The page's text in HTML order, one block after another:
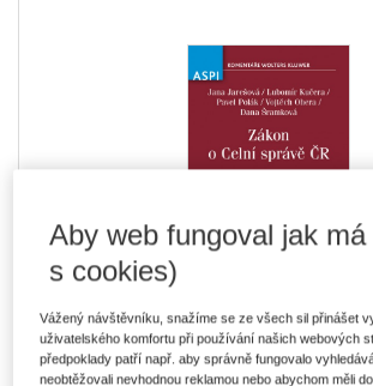
Datum vydání 1/2021
Aby web fungoval jak má
s cookies)
Vážený návštěvníku, snažíme se ze všech sil přinášet
uživatelského komfortu při používání našich webových
předpoklady patří např. aby správně fungovalo
neobtěžovali nevhodnou reklamou nebo abychom měli